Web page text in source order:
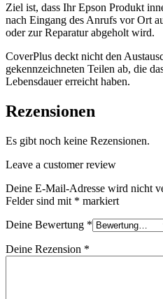
Ziel ist, dass Ihr Epson Produkt
nach Eingang des Anrufs vor Ort
oder zur Reparatur abgeholt wird.
CoverPlus deckt nicht den
gekennzeichneten Teilen ab, die
Lebensdauer erreicht haben.
Rezensionen
Es gibt noch keine Rezensionen.
Leave a customer review
Deine E-Mail-Adresse wird nicht
Felder sind mit * markiert
Deine Bewertung *
Deine Rezension *